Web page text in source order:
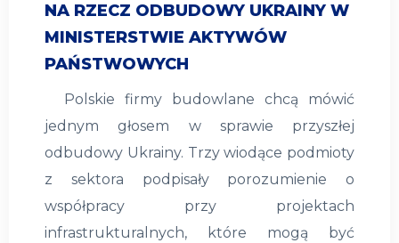
NA RZECZ ODBUDOWY UKRAINY W
MINISTERSTWIE AKTYWÓW
PAŃSTWOWYCH
Polskie firmy budowlane chcą mówić
jednym głosem w sprawie przyszłej
odbudowy Ukrainy. Trzy wiodące podmioty
z sektora podpisały porozumienie o
współpracy przy projektach
infrastrukturalnych, które mogą być